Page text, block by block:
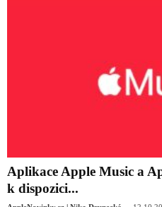
Aplikace Apple Music a
k dispozici...